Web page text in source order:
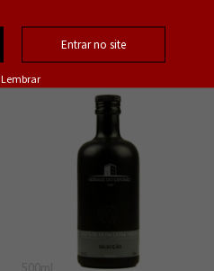
Entrar no site
Lembrar
Esgotado